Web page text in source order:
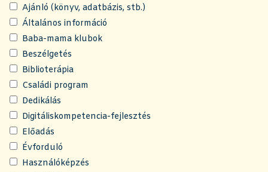
Ajánló (könyv, adatbázis, stb.)
Általános információ
Baba-mama klubok
Beszélgetés
Biblioterápia
Családi program
Dedikálás
Digitáliskompetencia-fejlesztés
Előadás
Évforduló
Használóképzés